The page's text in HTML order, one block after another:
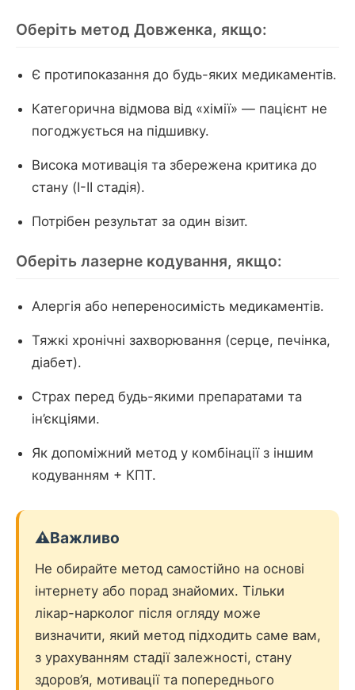
Оберіть метод Довженка, якщо:
Є протипоказання до будь-яких медикаментів.
Категорична відмова від «хімії» — пацієнт не
погоджується на підшивку.
Висока мотивація та збережена критика до
стану (I-II стадія).
Потрібен результат за один візит.
Оберіть лазерне кодування, якщо:
Алергія або непереносимість медикаментів.
Тяжкі хронічні захворювання (серце, печінка,
діабет).
Страх перед будь-якими препаратами та
ін’єкціями.
Як допоміжний метод у комбінації з іншим
кодуванням + КПТ.
⚠️Важливо
Не обирайте метод самостійно на основі
інтернету або порад знайомих. Тільки
лікар-нарколог після огляду може
визначити, який метод підходить саме вам,
з урахуванням стадії залежності, стану
здоров’я, мотивації та попереднього